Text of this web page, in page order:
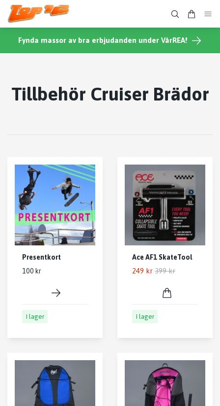
Fynda massor av bra erbjudanden under VårREA!
Tillbehör Cruiser Brädor
Presentkort
100 kr
I lager
Ace AF1 SkateTool
249 kr 399 kr
I lager